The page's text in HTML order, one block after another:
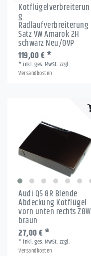
Kotflügelverbreiterun
g
Radlaufverbreiterung
Satz VW Amarok 2H
schwarz Neu/OVP
119,00 € *
*inkl. ges. MwSt.zzgl.
Versandkosten
Audi Q5 8R Blende
Abdeckung Kotflügel
vorn unten rechts Z8W
braun
27,00 € *
*inkl. ges. MwSt.zzgl.
Versandkosten